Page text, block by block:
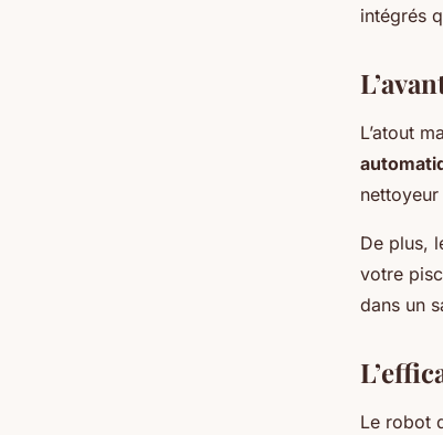
intégrés
L’atout
nettoyeur
De plus,
votre
dans un
Le robot